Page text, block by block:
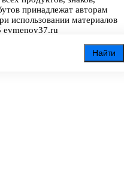
Найти
принадлежат авторам
использовании материалов
evmenov37.ru